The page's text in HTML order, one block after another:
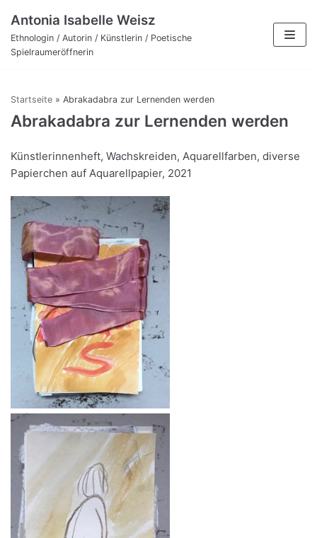
Zum
Inhalt
Antonia Isabelle Weisz
Ethnologin / Autorin / Künstlerin / Poetische
Spielraumeröffnerin
Startseite » Abrakadabra zur Lernenden werden
Abrakadabra zur Lernenden werden
Künstlerinnenheft, Wachskreiden, Aquarellfarben, diverse
Papierchen auf Aquarellpapier, 2021